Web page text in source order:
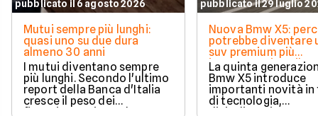
pubblicato il 6 agosto 2026
Mutui sempre più lunghi:
quasi uno su due dura
almeno 30 anni
I mutui diventano sempre
più lunghi. Secondo l'ultimo
report della Banca d'Italia
cresce il peso dei
pubblicato il 29 luglio
Nuova Bmw X5:
potrebbe diventare
suv premium più
interessanti per il
lungo termine
La quinta
Bmw X5 introduce
importanti novità in
di tecnologia,